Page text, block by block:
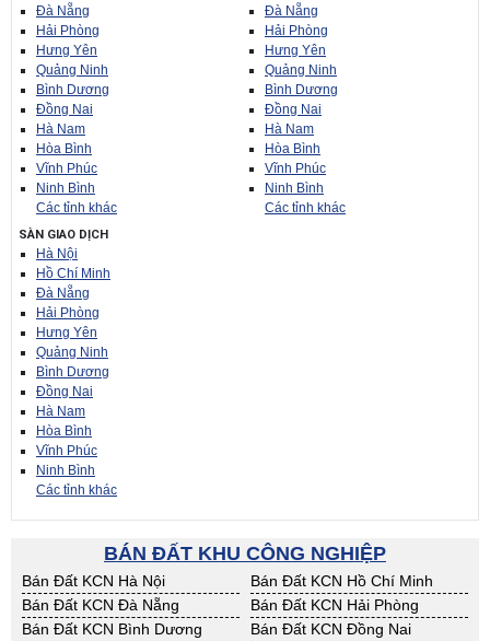
Đà Nẵng
Hải Phòng
Hưng Yên
Quảng Ninh
Bình Dương
Đồng Nai
Hà Nam
Hòa Bình
Vĩnh Phúc
Ninh Bình
Các tỉnh khác
Đà Nẵng
Hải Phòng
Hưng Yên
Quảng Ninh
Bình Dương
Đồng Nai
Hà Nam
Hòa Bình
Vĩnh Phúc
Ninh Bình
Các tỉnh khác
SÀN GIAO DỊCH
Hà Nội
Hồ Chí Minh
Đà Nẵng
Hải Phòng
Hưng Yên
Quảng Ninh
Bình Dương
Đồng Nai
Hà Nam
Hòa Bình
Vĩnh Phúc
Ninh Bình
Các tỉnh khác
BÁN ĐẤT KHU CÔNG NGHIỆP
Bán Đất KCN Hà Nội
Bán Đất KCN Hồ Chí Minh
Bán Đất KCN Đà Nẵng
Bán Đất KCN Hải Phòng
Bán Đất KCN Bình Dương
Bán Đất KCN Đồng Nai